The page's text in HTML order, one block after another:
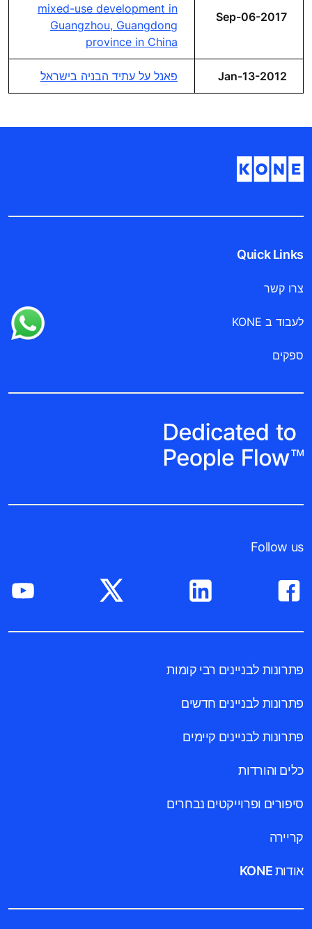
Sep-06-2017
mixed-use development in
Guangzhou, Guangdong
province in China
Jan-13-2012 פאנל על עתיד הבניה בישראל
Quick Links
צרו קשר
לעבוד ב KONE
ספקים
Follow us
פתרונות לבניינים רבי קומות
פתרונות לבניינים חדשים
פתרונות לבניינים קיימים
כלים והורדות
סיפורים ופרוייקטים נבחרים
קריירה
אודות KONE